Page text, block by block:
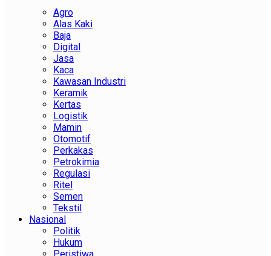
Agro
Alas Kaki
Baja
Digital
Jasa
Kaca
Kawasan Industri
Keramik
Kertas
Logistik
Mamin
Otomotif
Perkakas
Petrokimia
Regulasi
Ritel
Semen
Tekstil
Nasional
Politik
Hukum